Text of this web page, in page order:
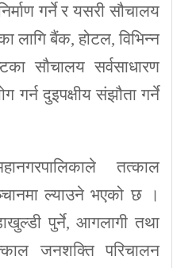
गर्ने र यसरी सौचालय
लागि बैंक, होटल, विभिन्न
सौचालय सर्वसाधारण
गर्न दुइपक्षीय संझौता गर्ने
तत्काल
ल्याउने भएको छ ।
पुर्ने, आगलागी तथा
जनशक्ति परिचालन